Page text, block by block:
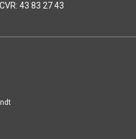
CVR: 43 83 27 43